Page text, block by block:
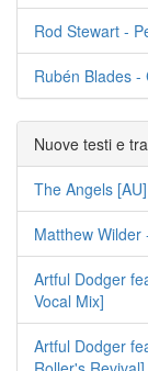
Rod Stewart -
Rubén Blades -
Nuove testi e
The Angels
Matthew
Artful Dodger
Vocal Mix]
Artful Dodger